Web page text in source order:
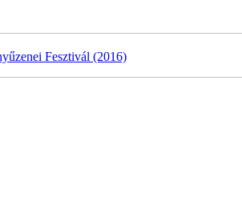
Fesztivál (2016)